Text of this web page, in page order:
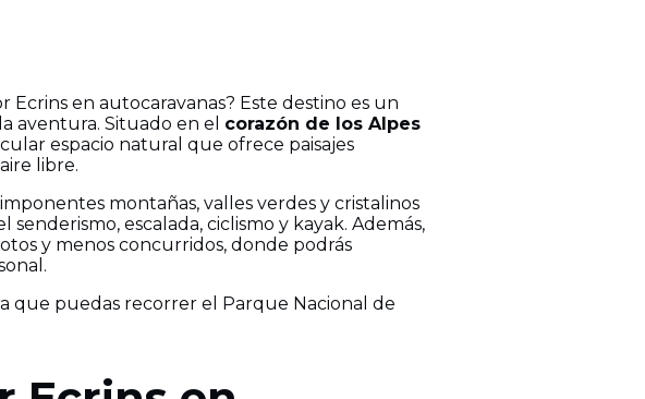
en autocaravanas? Este destino es un
aventura. Situado en el corazón de los Alpes
espacio natural que ofrece paisajes
libre.
montañas, valles verdes y cristalinos
senderismo, escalada, ciclismo y kayak. Además,
y menos concurridos, donde podrás
que puedas recorrer el Parque Nacional de